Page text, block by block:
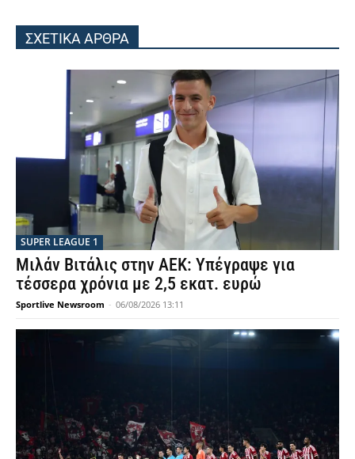
ΣΧΕΤΙΚΑ ΑΡΘΡΑ
SUPER LEAGUE 1
Μιλάν Βιτάλις στην ΑΕΚ: Υπέγραψε για
τέσσερα χρόνια με 2,5 εκατ. ευρώ
Sportlive Newsroom - 06/08/2026 13:11